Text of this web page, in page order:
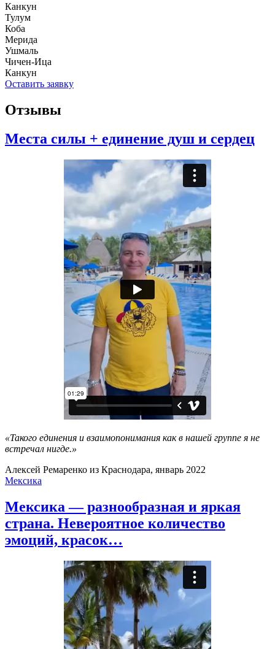
Канкун
Тулум
Коба
Мерида
Ушмаль
Чичен-Ица
Канкун
Оставить заявку
Отзывы
Места силы + единение душ и сердец
«Такого единения и взаимопонимания как в нашей группе я не
встречал нигде.»
Алексей Ремаренко из Краснодара, январь 2022
Мексика
Мексика — разнообразная и яркая
страна. Невероятное количество
эмоций, красок…